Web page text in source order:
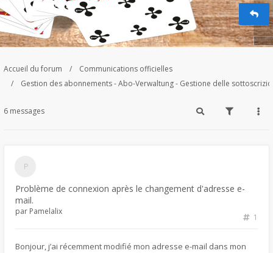
Accueil du forum
Communications officielles
Gestion des abonnements - Abo-Verwaltung - Gestione delle
6 messages
Problème de connexion après le changement d'adresse e-
mail.
1
par Pamelalix
Bonjour, j’ai récemment modifié mon adresse e-mail dans mon